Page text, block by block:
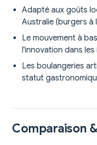
Adapté aux goûts
Australie (burgers à
Le mouvement à
l'innovation dans
Les boulangeries
statut
Comparaison